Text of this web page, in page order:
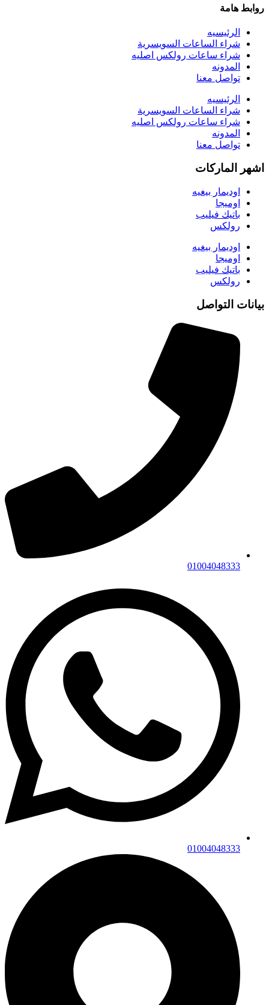
روابط هامة
الرئيسيه
شراء الساعات السويسرية
شراء ساعات رولكس اصليه
المدونه
تواصل معنا
الرئيسيه
شراء الساعات السويسرية
شراء ساعات رولكس اصليه
المدونه
تواصل معنا
اشهر الماركات
اوديمار بيغيه
اوميجا
باتيك فيليب
رولكس
اوديمار بيغيه
اوميجا
باتيك فيليب
رولكس
بيانات التواصل
01004048333
01004048333